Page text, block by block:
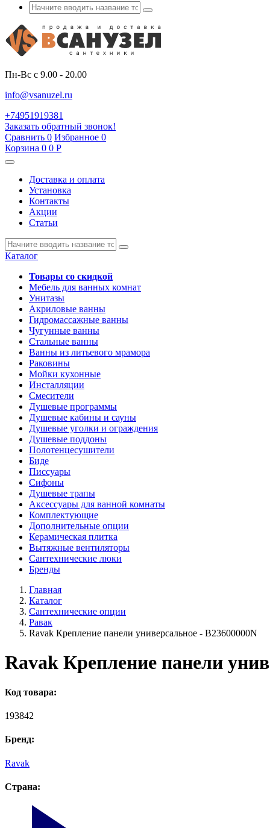
Пн-Вс с 9.00 - 20.00
info@vsanuzel.ru
+74951919381
Заказать обратный звонок!
Сравнить 0 Избранное 0
Корзина 0 0 Р
Доставка и оплата
Установка
Контакты
Акции
Статьи
Каталог
Товары со скидкой
Мебель для ванных комнат
Унитазы
Акриловые ванны
Гидромассажные ванны
Чугунные ванны
Стальные ванны
Ванны из литьевого мрамора
Раковины
Мойки кухонные
Инсталляции
Смесители
Душевые программы
Душевые кабины и сауны
Душевые уголки и ограждения
Душевые поддоны
Полотенцесушители
Биде
Писсуары
Сифоны
Душевые трапы
Аксессуары для ванной комнаты
Комплектующие
Дополнительные опции
Керамическая плитка
Вытяжные вентиляторы
Сантехнические люки
Бренды
Главная
Каталог
Сантехнические опции
Равак
Ravak Крепление панели универсальное - B23600000N
Ravak Крепление панели
Код товара:
193842
Бренд:
Ravak
Страна: